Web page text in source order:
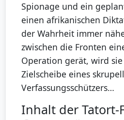
Spionage und ein
einen afrikanischen
der Wahrheit immer
zwischen die Fronten
Operation gerät, wird
Zielscheibe eines
Verfassungsschützers…
Inhalt der Tatort-